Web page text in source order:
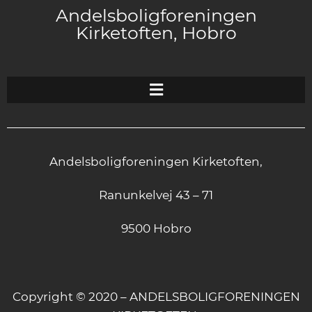
Andelsboligforeningen
Kirketoften, Hobro
Andelsboligforeningen Kirketoften,
Ranunkelvej 43 – 71
9500 Hobro
Copyright © 2020 – ANDELSBOLIGFORENINGEN